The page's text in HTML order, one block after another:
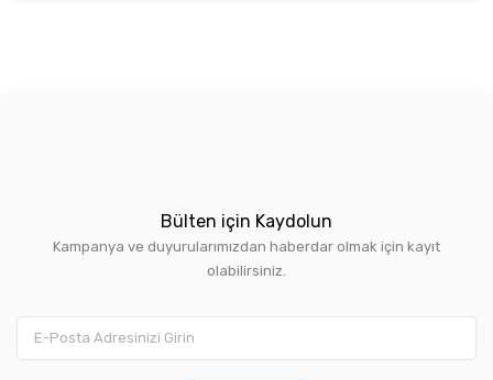
Bülten için Kaydolun
Kampanya ve duyurularımızdan haberdar olmak için kayıt
olabilirsiniz.